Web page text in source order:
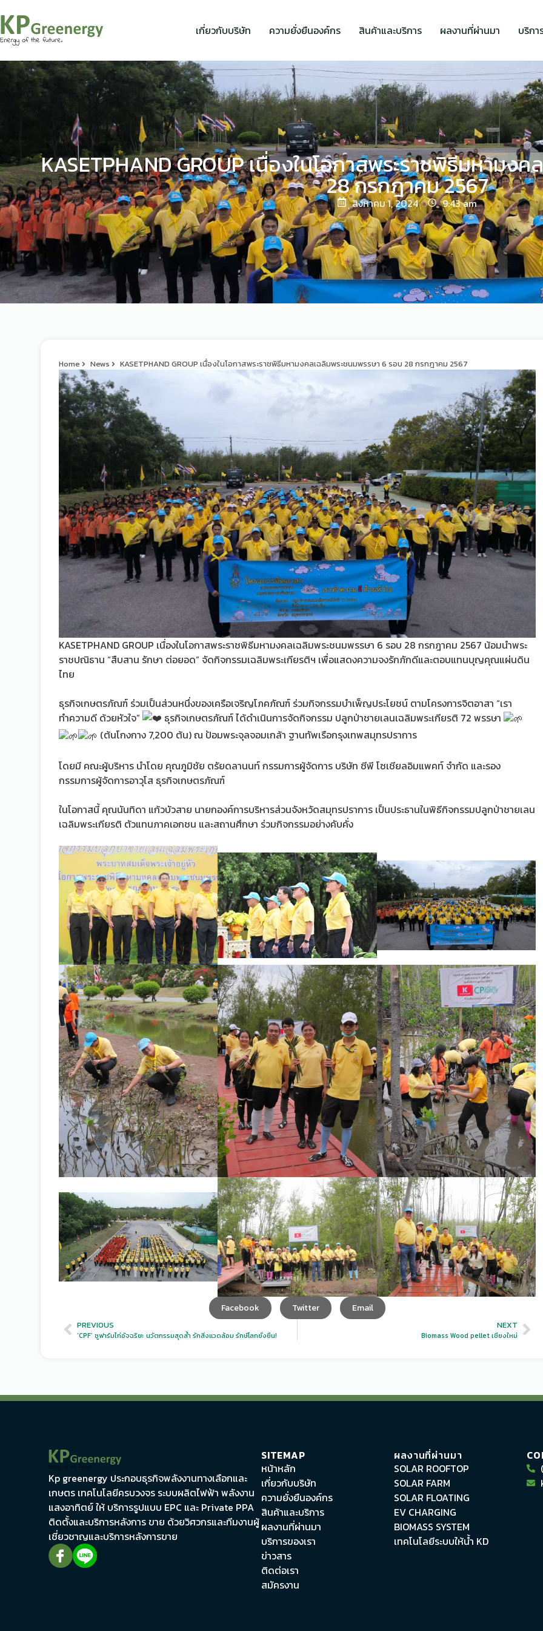
เกี่ยวกับบริษัท ความยั่งยืนองค์กร สินค้าและบริการ ผลงานที่ผ่านมา บริกา
KASETPHAND GROUP เนื่องในโอกาสพระราชพิธีมหามง
28 กรกฎาคม 2567
สิงหาคม 1, 2024 9:43 am
Home News KASETPHAND GROUP เนื่องในโอกาสพระราชพิธีมหามงคลเฉลิมพระชนมพรรษา 6 รอบ 28 กรกฎาคม 2567
KASETPHAND GROUP เนื่องในโอกาสพระราชพิธีมหามงคลเฉลิมพระชนมพรรษา 6 รอบ 28 กรกฎาคม 2567 น้อมนำพระ
ราชปณิธาน “สืบสาน รักษา ต่อยอด” จัดกิจกรรมเฉลิมพระเกียรติฯ เพื่อแสดงความจงรักภักดีและตอบแทนบุญคุณแผ่นดิน
ไทย
ธุรกิจเกษตรภัณฑ์ ร่วมเป็นส่วนหนึ่งของเครือเจริญโภคภัณฑ์ ร่วมกิจกรรมบำเพ็ญประโยชน์ ตามโครงการจิตอาสา “เรา
ทำความดี ด้วยหัวใจ”
ธุรกิจเกษตรภัณฑ์ ได้ดำเนินการจัดกิจกรรม ปลูกป่าชายเลนเฉลิมพระเกียรติ 72 พรรษา
(ต้นโกงกาง 7,200 ต้น) ณ ป้อมพระจุลจอมเกล้า ฐานทัพเรือกรุงเทพสมุทรปราการ
โดยมี คณะผู้บริหาร นำโดย คุณภูมิชัย ตรัยดลานนท์ กรรมการผู้จัดการ บริษัท ซีพี โซเชียลอิมแพคท์ จำกัด และรอง
กรรมการผู้จัดการอาวุโส ธุรกิจเกษตรภัณฑ์
ในโอกาสนี้ คุณนันทิดา แก้วบัวสาย นายกองค์การบริหารส่วนจังหวัดสมุทรปราการ เป็นประธานในพิธีกิจกรรมปลูกป่าชายเลน
เฉลิมพระเกียรติ ตัวแทนภาคเอกชน และสถานศึกษา ร่วมกิจกรรมอย่างคับคั่ง
Facebook Twitter Email
PREVIOUS
‘CPF’ ชูฟาร์มไก่อัจฉริยะ นวัตกรรมสุดล้ำ รักสิ่งแวดล้อม รักษ์โลกยั่งยืน!
NEXT
Biomass Wood pellet เชียงใหม่
Kp greenergy ประกอบธุรกิจพลังงานทางเลือกและ
เกษตร เทคโนโลยีครบวงจร ระบบผลิตไฟฟ้า พลังงาน
แสงอาทิตย์ ให้ บริการรูปแบบ EPC และ Private PPA
ติดตั้งและบริการหลังการ ขาย ด้วยวิศวกรและทีมงานผู้
เชี่ยวชาญและบริการหลังการขาย
SITEMAP
หน้าหลัก
เกี่ยวกับบริษัท
ความยั่งยืนองค์กร
สินค้าและบริการ
ผลงานที่ผ่านมา
บริการของเรา
ข่าวสาร
ติดต่อเรา
สมัครงาน
ผลงานที่ผ่านมา
SOLAR ROOFTOP
SOLAR FARM
SOLAR FLOATING
EV CHARGING
BIOMASS SYSTEM
เทคโนโลยีระบบให้น้ำ KD